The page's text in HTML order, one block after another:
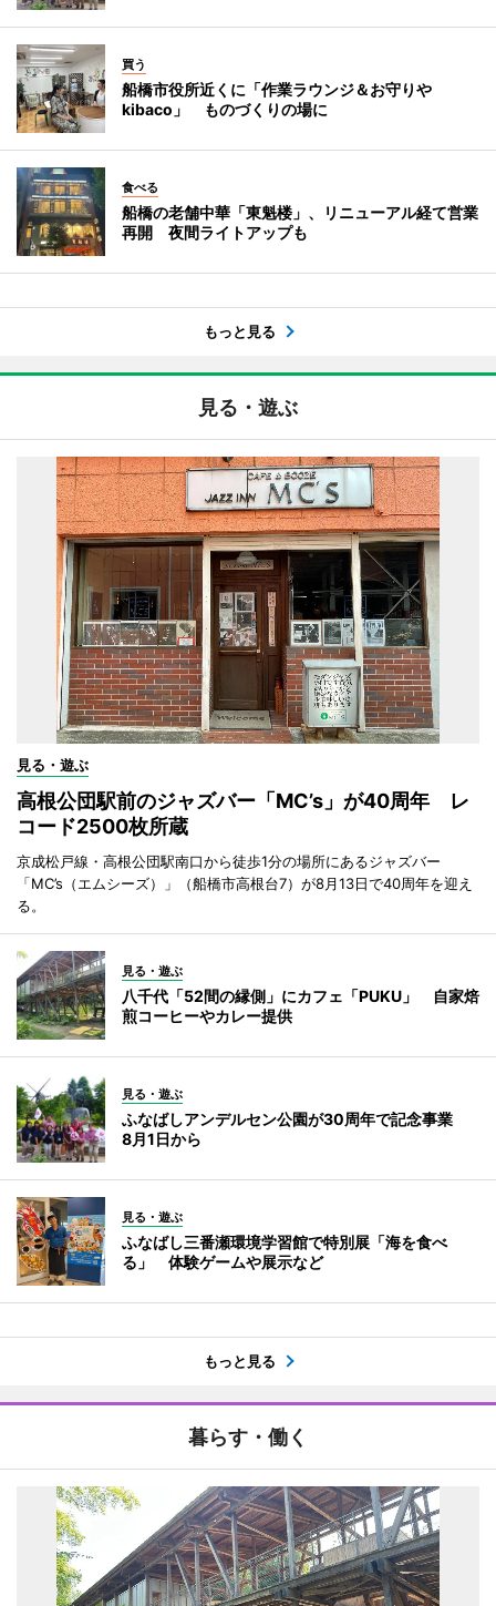
買う
船橋市役所近くに「作業ラウンジ＆お守りや
kibaco」 ものづくりの場に
食べる
船橋の老舗中華「東魁楼」、リニューアル経て営業
再開 夜間ライトアップも
もっと見る
見る・遊ぶ
見る・遊ぶ
高根公団駅前のジャズバー「MC’s」が40周年 レ
コード2500枚所蔵
京成松戸線・高根公団駅南口から徒歩1分の場所にあるジャズバー
「MC’s（エムシーズ）」（船橋市高根台7）が8月13日で40周年を迎え
る。
見る・遊ぶ
八千代「52間の縁側」にカフェ「PUKU」 自家焙
煎コーヒーやカレー提供
見る・遊ぶ
ふなばしアンデルセン公園が30周年で記念事業
8月1日から
見る・遊ぶ
ふなばし三番瀬環境学習館で特別展「海を食べ
る」 体験ゲームや展示など
もっと見る
暮らす・働く